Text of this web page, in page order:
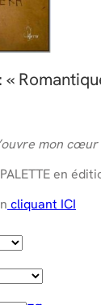
mon
en
cliquant ICI